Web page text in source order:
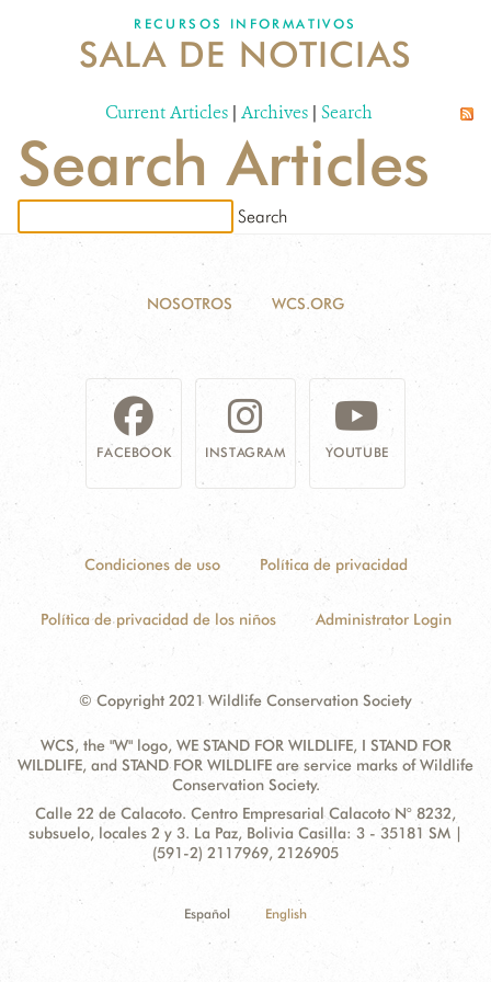
NOSOTROS
DONA
RECURSOS INFORMATIVOS
SALA DE NOTICIAS
Current Articles | Archives | Search
Search Articles
NOSOTROS WCS.ORG
FACEBOOK INSTAGRAM YOUTUBE
Condiciones de uso Política de privacidad
Política de privacidad de los niños Administrator Login
© Copyright 2021 Wildlife Conservation Society
WCS, the "W" logo, WE STAND FOR WILDLIFE, I STAND FOR
WILDLIFE, and STAND FOR WILDLIFE are service marks of Wildlife
Conservation Society.
Contact
Information
Address:
Calle 22 de Calacoto. Centro Empresarial Calacoto N° 8232,
subsuelo, locales 2 y 3. La Paz, Bolivia Casilla: 3 - 35181 SM |
(591-2) 2117969, 2126905
Español English